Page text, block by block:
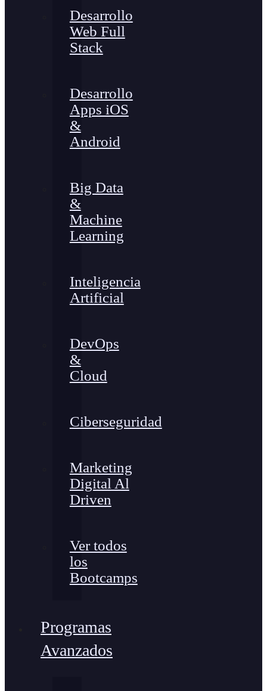
Desarrollo
Web Full
Stack
Desarrollo
Apps iOS
&
Android
Big Data
&
Machine
Learning
Inteligencia
Artificial
DevOps
&
Cloud
Ciberseguridad
Marketing
Digital Al
Driven
Ver todos
los
Bootcamps
Programas
Avanzados